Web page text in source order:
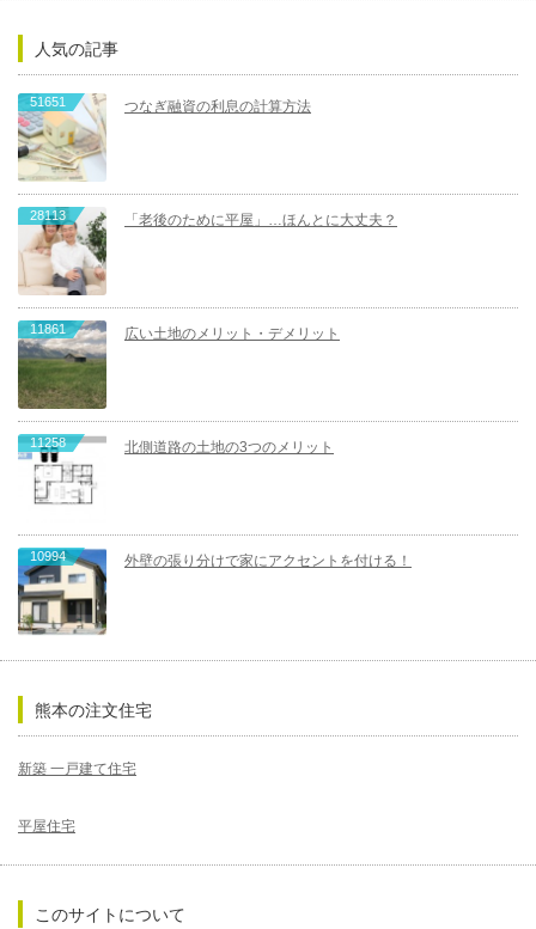
人気の記事
51651 つなぎ融資の利息の計算方法
28113 「老後のために平屋」…ほんとに大丈夫？
11861 広い土地のメリット・デメリット
11258 北側道路の土地の3つのメリット
10994 外壁の張り分けで家にアクセントを付ける！
熊本の注文住宅
新築 一戸建て住宅
平屋住宅
このサイトについて